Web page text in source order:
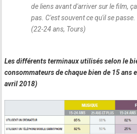
de liens avant d'arriver sur le film,
pas. C'est souvent ce qu'il se passe.
(22-24 ans, Tours)
Les différents terminaux utilisés selon le
consommateurs de chaque bien de 15 ans
avril 2018)